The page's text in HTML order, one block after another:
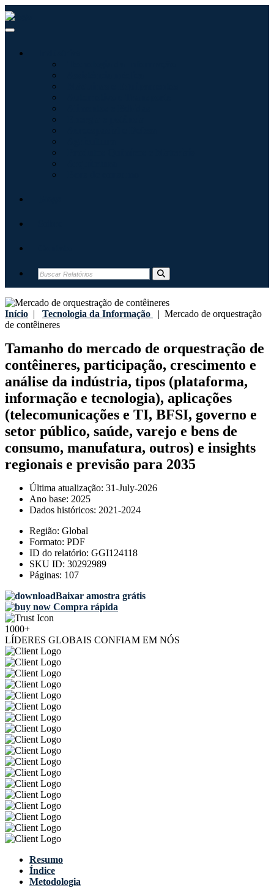
Início | Tecnologia da Informação | Mercado de orquestração
de contêineres
Tamanho do mercado de orquestração de
contêineres, participação, crescimento e
análise da indústria, tipos (plataforma,
informação e tecnologia), aplicações
(telecomunicações e TI, BFSI, governo e
setor público, saúde, varejo e bens de
consumo, manufatura, outros) e insights
regionais e previsão para 2035
Última atualização: 31-July-2026
Ano base: 2025
Dados históricos: 2021-2024
Região: Global
Formato: PDF
ID do relatório: GGI124118
SKU ID: 30292989
Páginas: 107
Baixar amostra grátis
Compra rápida
1000+
LÍDERES GLOBAIS CONFIAM EM NÓS
Resumo
Índice
Metodologia